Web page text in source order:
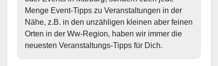
Menge Event-Tipps zu Veranstaltungen in der
Nähe, z.B. in den unzähligen kleinen aber feinen
Orten in der Ww-Region, haben wir immer die
neuesten Veranstaltungs-Tipps für Dich.